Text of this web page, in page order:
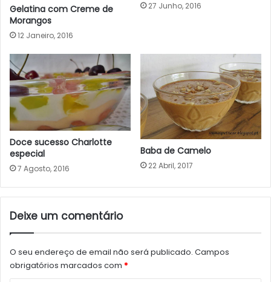
Gelatina com Creme de
Morangos
12 Janeiro, 2016
27 Junho, 2016
Doce sucesso Charlotte
especial
7 Agosto, 2016
Baba de Camelo
22 Abril, 2017
Deixe um comentário
O seu endereço de email não será publicado. Campos
obrigatórios marcados com *